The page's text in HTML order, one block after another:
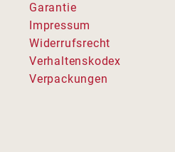
Garantie
Impressum
Widerrufsrecht
Verhaltenskodex
Verpackungen